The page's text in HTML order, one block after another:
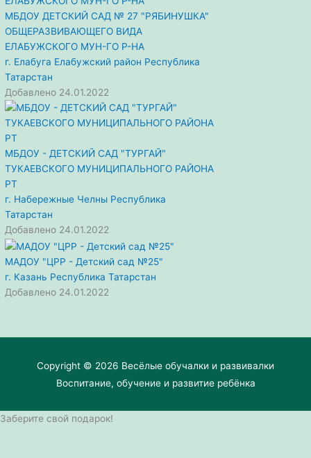
МБДОУ ДЕТСКИЙ САД № 27 "РЯБИНУШКА"
ОБЩЕРАЗВИВАЮЩЕГО ВИДА
ЕЛАБУЖСКОГО МУН-ГО Р-НА
г. Елабуга Елабужский район Республика
Татарстан
Добавлено 24.01.2022
МБДОУ - ДЕТСКИЙ САД "ТУРГАЙ"
ТУКАЕВСКОГО МУНИЦИПАЛЬНОГО РАЙОНА
РТ
г. Набережные Челны Республика
Татарстан
Добавлено 24.01.2022
МАДОУ "ЦРР - Детский сад №25"
г. Казань Республика Татарстан
Добавлено 24.01.2022
Copyright © 2026 Весёлые обучалки и развивалки
Воспитание, обучение и развитие ребёнка
Заберите свой подарок!